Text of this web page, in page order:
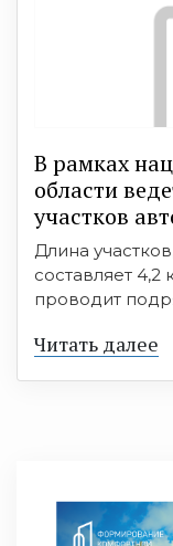
В рамках
области
участков
Длина
составляет 4,2
проводит
Читать далее